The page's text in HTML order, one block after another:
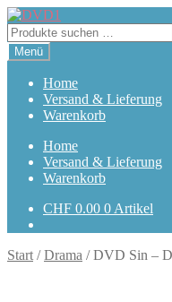
Zur
Navigation
springen
Zum
Inhalt
springen
Suchen
nach:
Menü
Home
Versand & Lieferung
Warenkorb
Home
Versand & Lieferung
Warenkorb
CHF 0.00 0 Artikel
Start /Drama /DVD Sin –